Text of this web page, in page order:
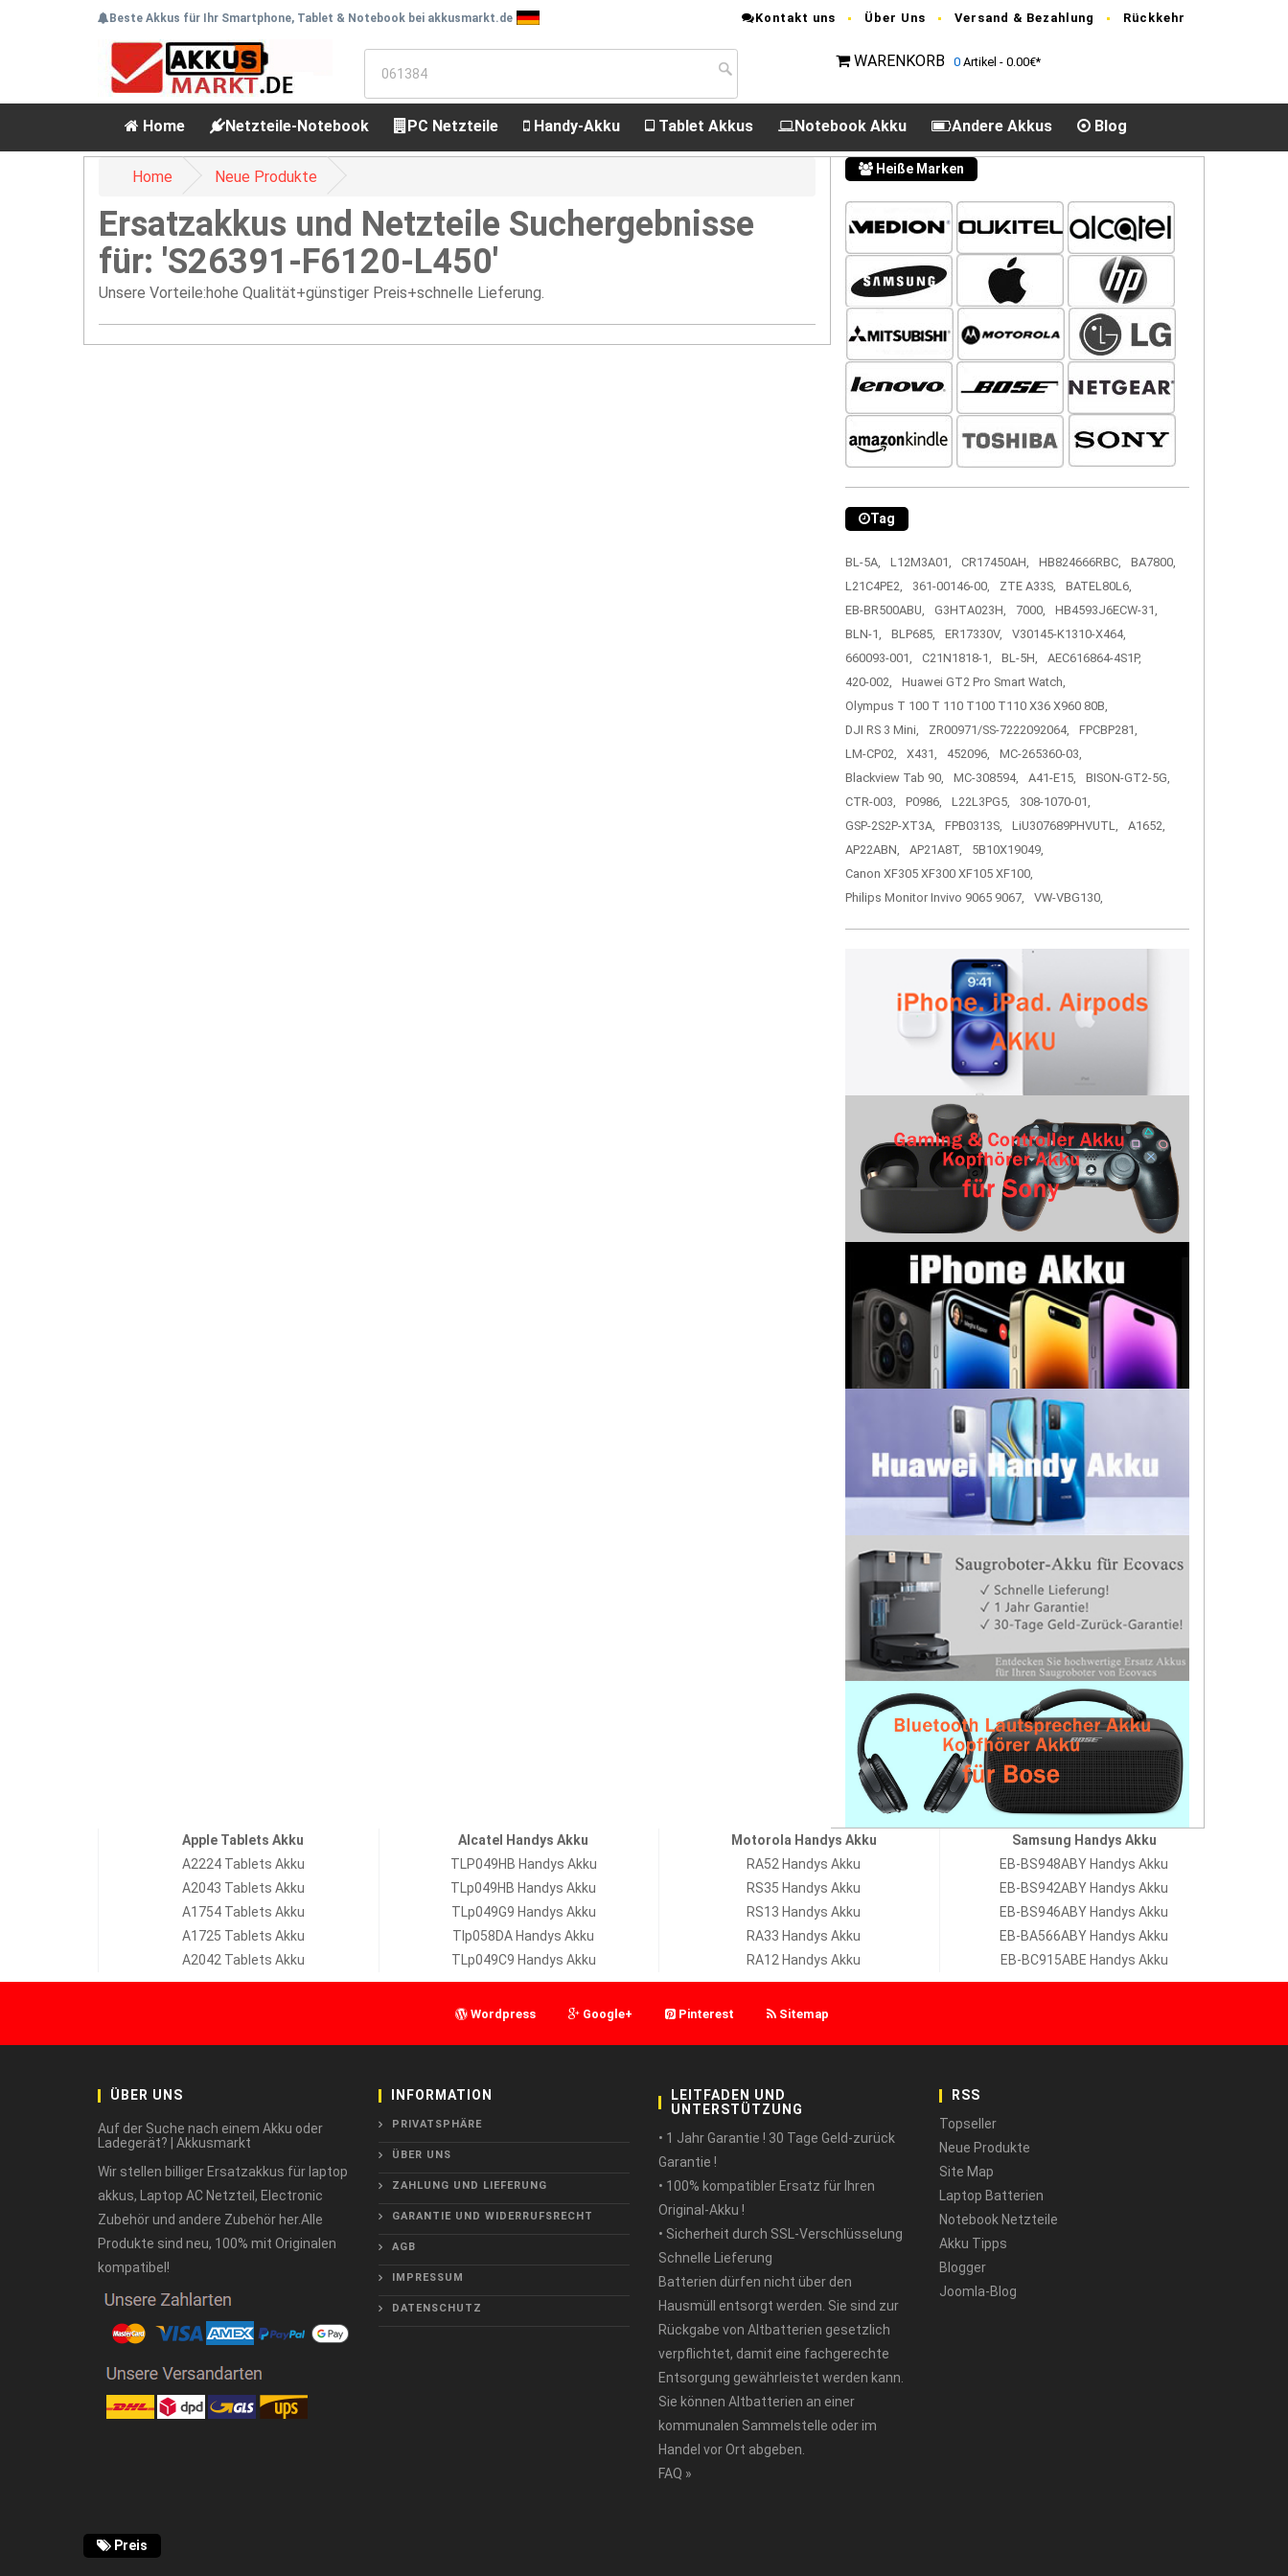
Beste Akkus für Ihr Smartphone, Tablet & Notebook bei akkusmarkt.de Kontakt uns Über Uns Versand & Bezahlung Rückkehr
WARENKORB 0 Artikel - 0.00€*
Home Netzteile-Notebook PC Netzteile Handy-Akku Tablet Akkus Notebook Akku Andere Akkus Blog
Home Neue Produkte
Ersatzakkus und Netzteile Suchergebnisse
für: 'S26391-F6120-L450'
Unsere Vorteile:hohe Qualität+günstiger Preis+schnelle Lieferung.
Heiße Marken
Tag
BL-5A, L12M3A01, CR17450AH, HB824666RBC,
BA7800,
L21C4PE2,
361-00146-00, ZTE A33S,
BATEL80L6,
EB-BR500ABU,
G3HTA023H, 7000,
HB4593J6ECW-31,
BLN-1,
BLP685, ER17330V,
V30145-K1310-X464,
660093-001,
C21N1818-1, BL-5H,
AEC616864-4S1P,
420-002,
Huawei GT2 Pro Smart Watch,
Olympus T 100 T 110 T100 T110 X36 X960 80B,
DJI RS 3 Mini,
ZR00971/SS-7222092064,
FPCBP281,
LM-CP02,
X431, 452096,
MC-265360-03,
Blackview Tab 90,
MC-308594, A41-E15,
BISON-GT2-5G,
CTR-003,
P0986, L22L3PG5,
308-1070-01,
GSP-2S2P-XT3A,
FPB0313S, LiU307689PHVUTL,
A1652,
AP22ABN,
AP21A8T,
5B10X19049,
Canon XF305 XF300 XF105 XF100,
Philips Monitor Invivo 9065 9067,
VW-VBG130,
Apple Tablets Akku
A2224 Tablets Akku
A2043 Tablets Akku
A1754 Tablets Akku
A1725 Tablets Akku
A2042 Tablets Akku
Alcatel Handys Akku
TLP049HB Handys Akku
TLp049HB Handys Akku
TLp049G9 Handys Akku
Tlp058DA Handys Akku
TLp049C9 Handys Akku
Motorola Handys Akku
RA52 Handys Akku
RS35 Handys Akku
RS13 Handys Akku
RA33 Handys Akku
RA12 Handys Akku
Samsung Handys Akku
EB-BS948ABY Handys Akku
EB-BS942ABY Handys Akku
EB-BS946ABY Handys Akku
EB-BA566ABY Handys Akku
EB-BC915ABE Handys Akku
Wordpress Google+ Pinterest Sitemap
ÜBER UNS
Auf der Suche nach einem Akku oder
Ladegerät? | Akkusmarkt
Wir stellen billiger Ersatzakkus für laptop
akkus, Laptop AC Netzteil, Electronic
Zubehör und andere Zubehör her.Alle
Produkte sind neu, 100% mit Originalen
kompatibel!
INFORMATION
PRIVATSPHÄRE
ÜBER UNS
ZAHLUNG UND LIEFERUNG
GARANTIE UND WIDERRUFSRECHT
AGB
IMPRESSUM
DATENSCHUTZ
LEITFADEN UND
UNTERSTÜTZUNG
• 1 Jahr Garantie ! 30 Tage Geld-zurück
Garantie !
• 100% kompatibler Ersatz für Ihren
Original-Akku !
• Sicherheit durch SSL-Verschlüsselung
Schnelle Lieferung
Batterien dürfen nicht über den
Hausmüll entsorgt werden. Sie sind zur
Rückgabe von Altbatterien gesetzlich
verpflichtet, damit eine fachgerechte
Entsorgung gewährleistet werden kann.
Sie können Altbatterien an einer
kommunalen Sammelstelle oder im
Handel vor Ort abgeben.
FAQ »
RSS
Topseller
Neue Produkte
Site Map
Laptop Batterien
Notebook Netzteile
Akku Tipps
Blogger
Joomla-Blog
Preis